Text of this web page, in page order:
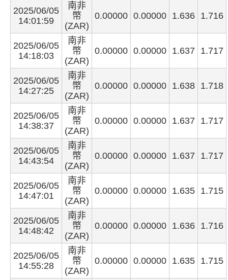
2025/06/05
14:01:59
南非
幣
(ZAR)
0.00000 0.00000 1.636 1.716
2025/06/05
14:18:03
南非
幣
(ZAR)
0.00000 0.00000 1.637 1.717
2025/06/05
14:27:25
南非
幣
(ZAR)
0.00000 0.00000 1.638 1.718
2025/06/05
14:38:37
南非
幣
(ZAR)
0.00000 0.00000 1.637 1.717
2025/06/05
14:43:54
南非
幣
(ZAR)
0.00000 0.00000 1.637 1.717
2025/06/05
14:47:01
南非
幣
(ZAR)
0.00000 0.00000 1.635 1.715
2025/06/05
14:48:42
南非
幣
(ZAR)
0.00000 0.00000 1.636 1.716
2025/06/05
14:55:28
南非
幣
(ZAR)
0.00000 0.00000 1.635 1.715